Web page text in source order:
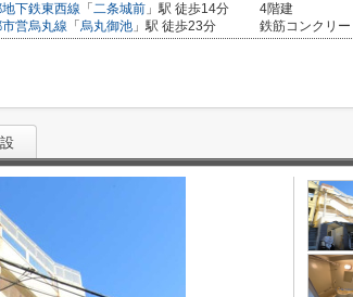
下鉄東西線 「 二条城前 」駅 徒歩14分
営烏丸線 「 烏丸御池 」駅 徒歩23分
4階建
鉄筋コンクリー